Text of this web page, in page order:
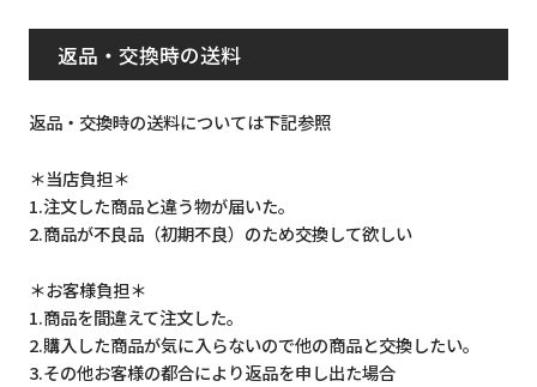
返品・交換時の送料
返品・交換時の送料については下記参照
＊当店負担＊
1.注文した商品と違う物が届いた。
2.商品が不良品（初期不良）のため交換して欲しい
＊お客様負担＊
1.商品を間違えて注文した。
2.購入した商品が気に入らないので他の商品と交換したい。
3.その他お客様の都合により返品を申し出た場合